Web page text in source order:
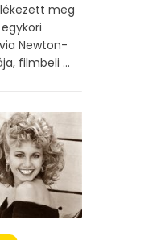
meg
Newton-
filmbeli ...